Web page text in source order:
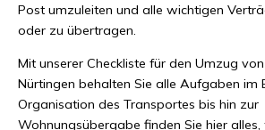
Post umzuleiten und alle wichtigen
oder zu übertragen.
Mit unserer Checkliste für den Umzug
Nürtingen behalten Sie alle Aufgaben im
Organisation des Transportes bis hin zur
Wohnungsübergabe finden Sie hier